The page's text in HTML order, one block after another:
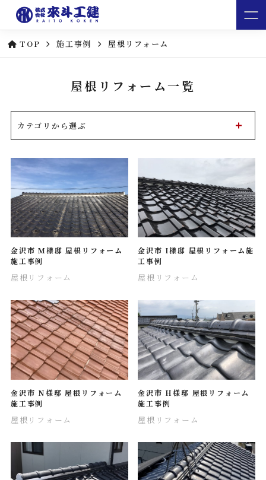
TOP 施工事例 屋根リフォーム
屋根リフォーム一覧
カテゴリから選ぶ
金沢市 Ｍ様邸 屋根リフォーム
施工事例
屋根リフォーム
金沢市 I様邸 屋根リフォーム施
工事例
屋根リフォーム
金沢市 N様邸 屋根リフォーム
施工事例
屋根リフォーム
金沢市 H様邸 屋根リフォーム
施工事例
屋根リフォーム